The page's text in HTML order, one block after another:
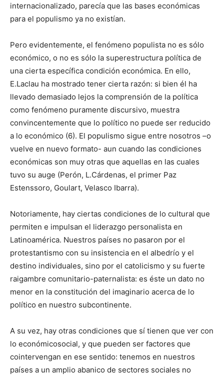
internacionalizado, parecía que las bases económicas
para el populismo ya no existían.
Pero evidentemente, el fenómeno populista no es sólo
económico, o no es sólo la superestructura política de
una cierta específica condición económica. En ello,
E.Laclau ha mostrado tener cierta razón: si bien él ha
llevado demasiado lejos la comprensión de la política
como fenómeno puramente discursivo, muestra
convincentemente que lo político no puede ser reducido
a lo económico (6). El populismo sigue entre nosotros –o
vuelve en nuevo formato- aun cuando las condiciones
económicas son muy otras que aquellas en las cuales
tuvo su auge (Perón, L.Cárdenas, el primer Paz
Estenssoro, Goulart, Velasco Ibarra).
Notoriamente, hay ciertas condiciones de lo cultural que
permiten e impulsan el liderazgo personalista en
Latinoamérica. Nuestros países no pasaron por el
protestantismo con su insistencia en el albedrío y el
destino individuales, sino por el catolicismo y su fuerte
raigambre comunitario-paternalista: es éste un dato no
menor en la constitución del imaginario acerca de lo
político en nuestro subcontinente.
A su vez, hay otras condiciones que sí tienen que ver con
lo económicosocial, y que pueden ser factores que
cointervengan en ese sentido: tenemos en nuestros
países a un amplio abanico de sectores sociales no